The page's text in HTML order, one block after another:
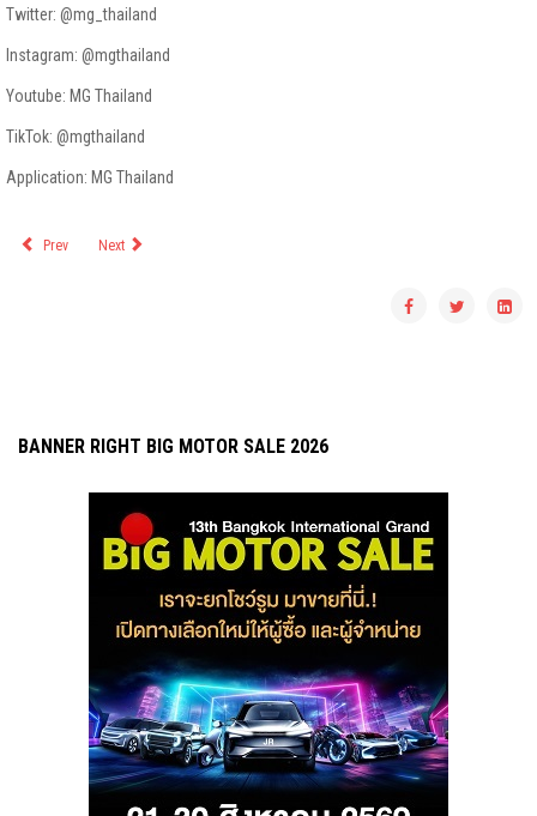
Twitter: @mg_thailand
Instagram: @mgthailand
Youtube: MG Thailand
TikTok: @mgthailand
Application: MG Thailand
Prev Next
BANNER RIGHT BIG MOTOR SALE 2026